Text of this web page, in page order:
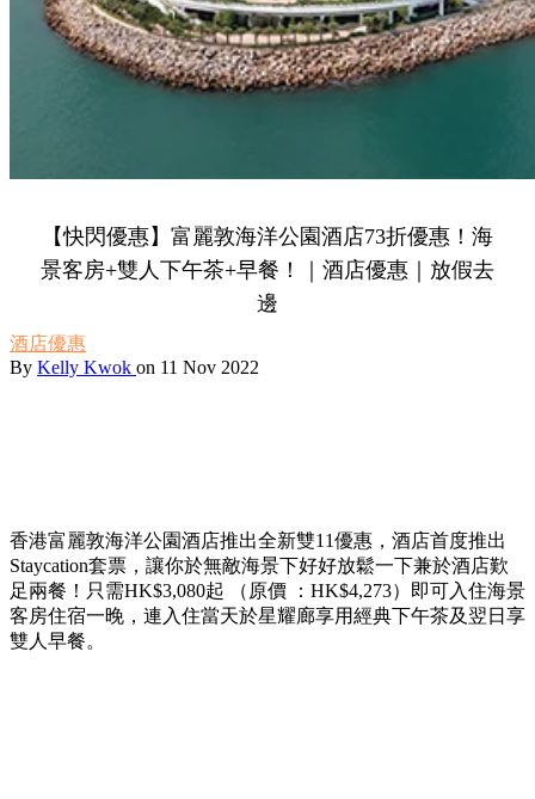
【快閃優惠】富麗敦海洋公園酒店73折優惠！海
景客房+雙人下午茶+早餐！｜酒店優惠｜放假去
邊
酒店優惠
By Kelly Kwok on 11 Nov 2022
香港富麗敦海洋公園酒店推出全新雙11優惠，酒店首度推出
Staycation套票，讓你於無敵海景下好好放鬆一下兼於酒店歎
足兩餐！只需HK$3,080起 （原價 ：HK$4,273）即可入住海景
客房住宿一晚，連入住當天於星耀廊享用經典下午茶及翌日享
雙人早餐。